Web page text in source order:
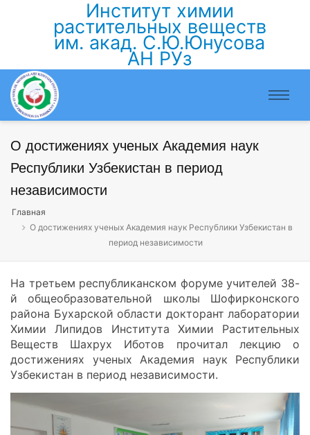
Институт химии
растительных веществ
им. акад. С.Ю.Юнусова
АН РУз
О достижениях ученых Академия наук
Республики Узбекистан в период
независимости
Главная
О достижениях ученых Академия наук Республики Узбекистан в
период независимости
На третьем республиканском форуме учителей 38-
й общеобразовательной школы Шофирконского
района Бухарской области докторант лаборатории
Химии Липидов Института Химии Растительных
Веществ Шахрух Иботов прочитал лекцию о
достижениях ученых Академия наук Республики
Узбекистан в период независимости.